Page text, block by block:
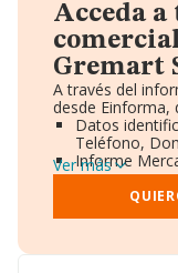
Acceda
Gremart
A través del
desde Einforma,
Datos
Teléfono,
Informe
Gráficos de
Consejo de
Directivos y
Ver más